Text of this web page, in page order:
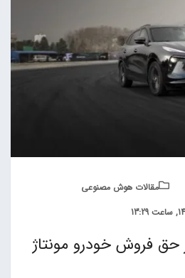
مقالات هوش مصنوعی
حق فروش خودرو مونتاژ